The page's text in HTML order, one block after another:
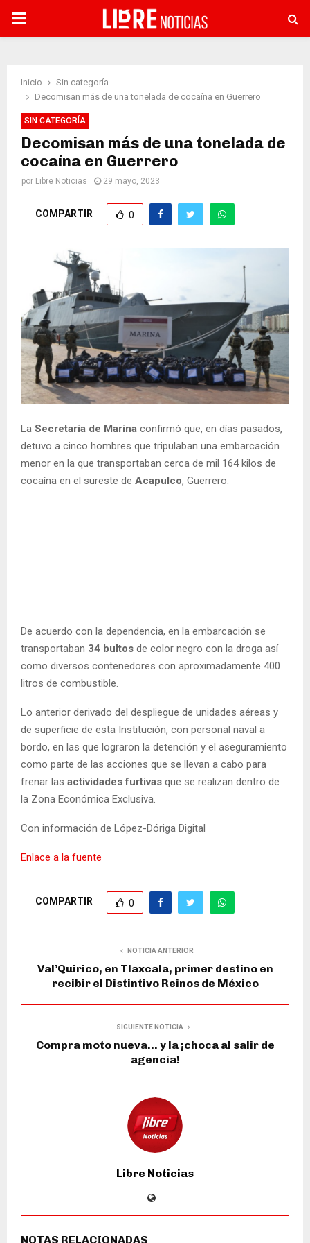
PRIMARY
Inicio
Sin categoría
Decomisan más de una tonelada de cocaína en Guerrero
SIN CATEGORÍA
Decomisan más de una tonelada de
cocaína en Guerrero
por Libre Noticias 29 mayo, 2023
COMPARTIR 0
La Secretaría de Marina confirmó que, en días pasados,
detuvo a cinco hombres que tripulaban una embarcación
menor en la que transportaban cerca de mil 164 kilos de
cocaína en el sureste de Acapulco, Guerrero.
De acuerdo con la dependencia, en la embarcación se
transportaban 34 bultos de color negro con la droga así
como diversos contenedores con aproximadamente 400
litros de combustible.
Lo anterior derivado del despliegue de unidades aéreas y
de superficie de esta Institución, con personal naval a
bordo, en las que lograron la detención y el aseguramiento
como parte de las acciones que se llevan a cabo para
frenar las actividades furtivas que se realizan dentro de
la Zona Económica Exclusiva.
Con información de López-Dóriga Digital
Enlace a la fuente
COMPARTIR 0
NOTICIA ANTERIOR
Val’Quirico, en Tlaxcala, primer destino en
recibir el Distintivo Reinos de México
SIGUIENTE NOTICIA
Compra moto nueva… y la ¡choca al salir de
agencia!
Libre Noticias
NOTAS RELACIONADAS